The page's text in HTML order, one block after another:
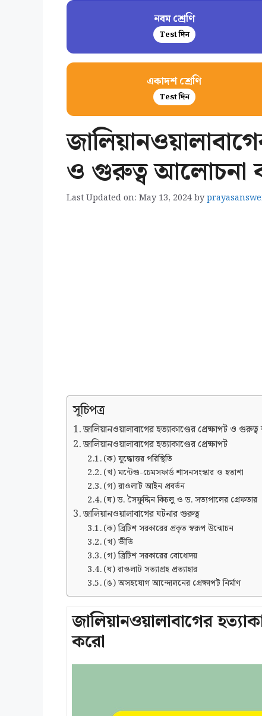
নবম শ্রেণি
Test দিন
একাদশ শ্রেণি
Test দিন
ও গুরুত্ব আলোচনা
Last Updated on: May 13, 2024by
সূচিপত্র
জালিয়ানওয়ালাবাগের হত্যাকাণ্ডের প্রেক্ষাপট ও
জালিয়ানওয়ালাবাগের হত্যাকাণ্ডের প্রেক্ষাপট
(ক) যুদ্ধোত্তর পরিস্থিতি
(খ) মন্টেগু-চেমসফার্ড শাসনসংস্কার ও হতাশা
(গ) রাওলাট আইন প্রবর্তন
(ঘ) ড. সৈফুদ্দিন কিচলু ও ড. সত্যপালের গ্রেফতার
জালিয়ানওয়ালাবাগের ঘটনার গুরুত্ব
(ক) ব্রিটিশ সরকারের প্রকৃত স্বরূপ উন্মোচন
(খ) ভীতি
(গ) ব্রিটিশ সরকারের বোধোদয়
(ঘ) রাওলাট সত্যাগ্রহ প্রত্যাহার
(ঙ) অসহযোগ আন্দোলনের প্রেক্ষাপট নির্মাণ
জালিয়ানওয়ালাবাগের
করো